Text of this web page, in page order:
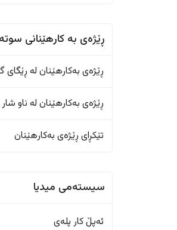
ڕێژەى به کارهێنانی
ڕێژەى بەکارهێنان له
ڕێژەى بەکارهێنان له ناو شار
تێکڕای ڕێژەى بەکارهێنان
سیستەمی میدیا
ئەپڵ کار پلەی